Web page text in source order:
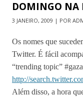
DOMINGO NA
3 JANEIRO, 2009 | POR
Os nomes que
Twitter. É fácil
“trending topic”
http://
Além disso, a hora